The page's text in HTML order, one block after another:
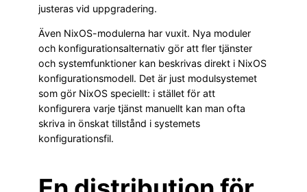
justeras vid uppgradering.
Även NixOS-modulerna har vuxit. Nya moduler
och konfigurationsalternativ gör att fler tjänster
och systemfunktioner kan beskrivas direkt i NixOS
konfigurationsmodell. Det är just modulsystemet
som gör NixOS speciellt: i stället för att
konfigurera varje tjänst manuellt kan man ofta
skriva in önskat tillstånd i systemets
konfigurationsfil.